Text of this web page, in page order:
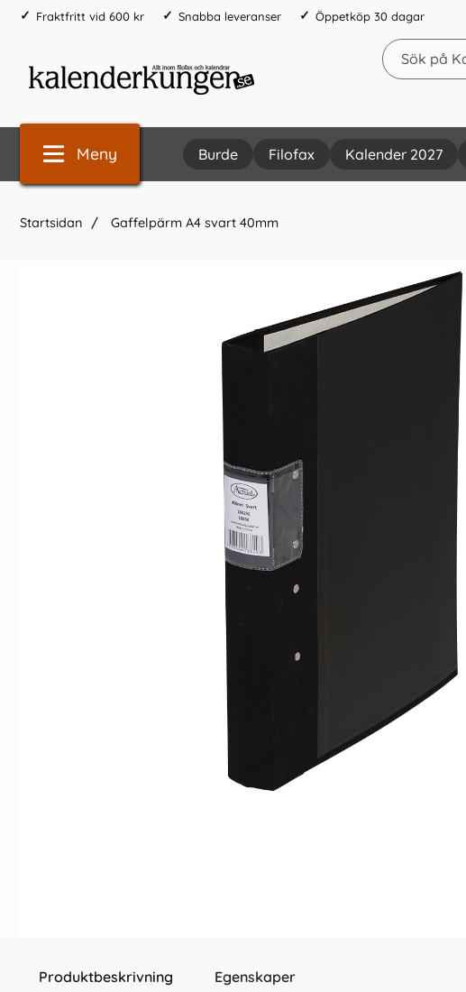
Fraktfritt vid 600 kr Snabba leveranser Öppetköp 30 dagar
Meny Burde Filofax Kalender 2027
Startsidan Gaffelpärm A4 svart 40mm
Indexflikar och Frixion clicker svart Gaffelpärm A4 40mm vinröd
Produktbeskrivning Egenskaper